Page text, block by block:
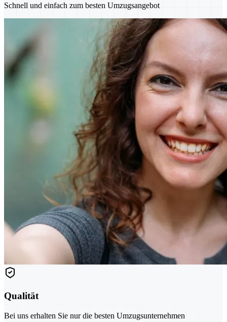
Schnell und einfach zum besten Umzugsangebot
Qualität
Bei uns erhalten Sie nur die besten Umzugsunternehmen